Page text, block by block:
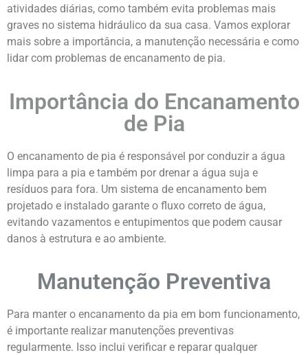
atividades diárias, como também evita problemas mais
graves no sistema hidráulico da sua casa. Vamos explorar
mais sobre a importância, a manutenção necessária e como
lidar com problemas de encanamento de pia.
Importância do Encanamento
de Pia
O encanamento de pia é responsável por conduzir a água
limpa para a pia e também por drenar a água suja e
resíduos para fora. Um sistema de encanamento bem
projetado e instalado garante o fluxo correto de água,
evitando vazamentos e entupimentos que podem causar
danos à estrutura e ao ambiente.
Manutenção Preventiva
Para manter o encanamento da pia em bom funcionamento,
é importante realizar manutenções preventivas
regularmente. Isso inclui verificar e reparar qualquer